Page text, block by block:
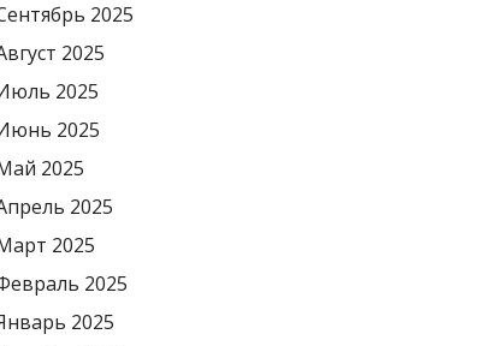
2025
2025
2025
2025
2025
2025
2025
2025
2025